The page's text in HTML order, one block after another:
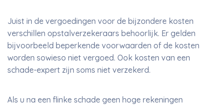
Juist in de vergoedingen voor de bijzondere kosten
verschillen opstalverzekeraars behoorlijk. Er gelden
bijvoorbeeld beperkende voorwaarden of de kosten
worden sowieso niet vergoed. Ook kosten van een
schade-expert zijn soms niet verzekerd.
Als u na een flinke schade geen hoge rekeningen